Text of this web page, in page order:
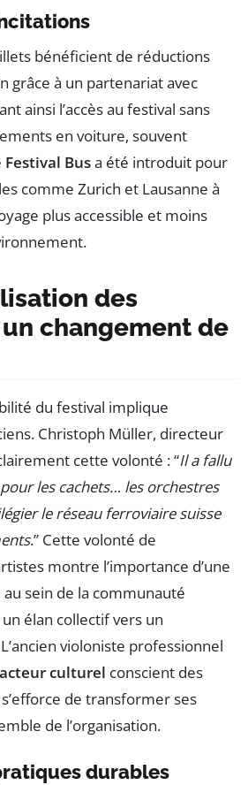
bénéficient de réductions
grâce à un partenariat avec
ainsi l’accès au festival sans
en voiture, souvent
Festival Busa été introduit pour
comme Zurich et Lausanne à
plus accessible et moins
des
changement de
du festival implique
Christoph Müller, directeur
cette volonté : “Il a fallu
les cachets… les orchestres
le réseau ferroviaire suisse
.” Cette volonté de
montre l’importance d’une
sein de la communauté
élan collectif vers un
violoniste professionnel
acteur culturel conscient des
de transformer ses
de l’organisation.
durables